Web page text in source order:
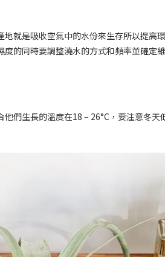
就是吸收空氣中的水份來生存所以提高
度的同時要調整澆水的方式和頻率並確定
們生長的溫度在18 – 26°C，要注意冬天